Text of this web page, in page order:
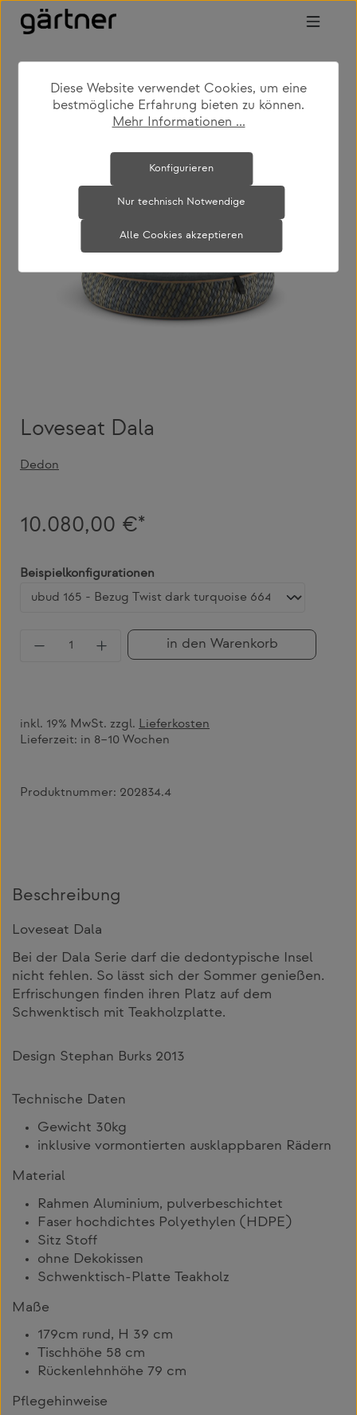
Zum Hauptinhalt springen
shop produkte
outdoor
outdoor loungemöbel
Bildergalerie überspringen
Loveseat Dala
Dedon
10.080,00 €*
Beispielkonfigurationen
Produkt Anzahl: Gib den gewünschten
in den Warenkorb
inkl. 19% MwSt. zzgl. Lieferkosten
Lieferzeit: in 8–10 Wochen
Produktnummer: 202834.4
Beschreibung
Loveseat Dala
Bei der Dala Serie darf die dedontypische Insel
nicht fehlen. So lässt sich der Sommer genießen.
Erfrischungen finden ihren Platz auf dem
Schwenktisch mit Teakholzplatte.
Design Stephan Burks 2013
Technische Daten
Gewicht 30kg
inklusive vormontierten ausklappbaren Rädern
Material
Rahmen Aluminium, pulverbeschichtet
Faser hochdichtes Polyethylen (HDPE)
Sitz Stoff
ohne Dekokissen
Schwenktisch-Platte Teakholz
Maße
179cm rund, H 39 cm
Tischhöhe 58 cm
Rückenlehnhöhe 79 cm
Pflegehinweise
Diese Website verwendet Cookies, um eine
bestmögliche Erfahrung bieten zu können.
Mehr Informationen ...
Nur technisch Notwendige
Konfigurieren
Alle Cookies akzeptieren